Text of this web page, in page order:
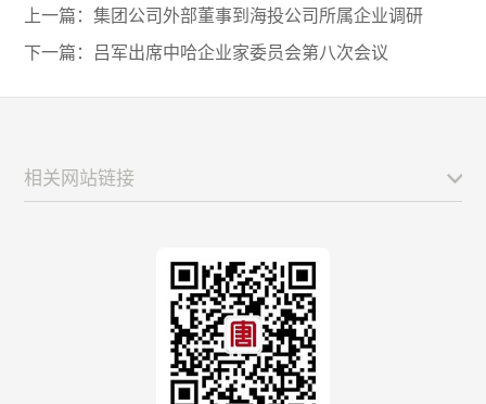
上一篇：集团公司外部董事到海投公司所属企业调研
下一篇： 吕军出席中哈企业家委员会第八次会议
相关网站链接